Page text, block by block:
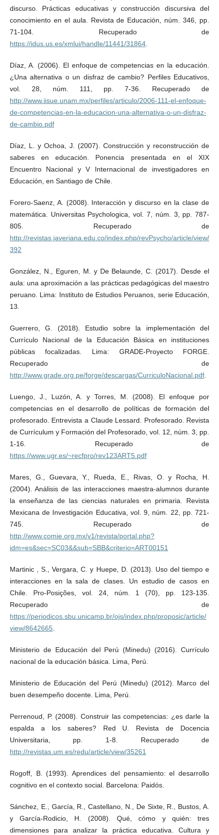
discurso. Prácticas educativas y construcción discursiva del
conocimiento en el aula. Revista de Educación, núm. 346, pp.
71-104. Recuperado de
https://idus.us.es/xmlui/handle/11441/31864.
Díaz, A. (2006). El enfoque de competencias en la educación.
¿Una alternativa o un disfraz de cambio? Perfiles Educativos,
vol. 28, núm. 111, pp. 7-36. Recuperado de
http://www.iisue.unam.mx/perfiles/articulo/2006-111-el-enfoque-
de-competencias-en-la-educacion-una-alternativa-o-un-disfraz-
de-cambio.pdf
Díaz, L. y Ochoa, J. (2007). Construcción y reconstrucción de
saberes en educación. Ponencia presentada en el XIX
Encuentro Nacional y V Internacional de investigadores en
Educación, en Santiago de Chile.
Forero-Saenz, A. (2008). Interacción y discurso en la clase de
matemática. Universitas Psychologica, vol. 7, núm. 3, pp. 787-
805. Recuperado de
http://revistas.javeriana.edu.co/index.php/revPsycho/article/view/
392
González, N., Eguren, M. y De Belaunde, C. (2017). Desde el
aula: una aproximación a las prácticas pedagógicas del maestro
peruano. Lima: Instituto de Estudios Peruanos, serie Educación,
13.
Guerrero, G. (2018). Estudio sobre la implementación del
Currículo Nacional de la Educación Básica en instituciones
públicas focalizadas. Lima: GRADE-Proyecto FORGE.
Recuperado de
http://www.grade.org.pe/forge/descargas/CurriculoNacional.pdf.
Luengo, J., Luzón, A. y Torres, M. (2008). El enfoque por
competencias en el desarrollo de políticas de formación del
profesorado. Entrevista a Claude Lessard. Profesorado. Revista
de Currículum y Formación del Profesorado, vol. 12, núm. 3, pp.
1-16. Recuperado de
https://www.ugr.es/~recfpro/rev123ART5.pdf
Mares, G., Guevara, Y., Rueda, E., Rivas, O. y Rocha, H.
(2004). Análisis de las interacciones maestra-alumnos durante
la enseñanza de las ciencias naturales en primaria. Revista
Mexicana de Investigación Educativa, vol. 9, núm. 22, pp. 721-
745. Recuperado de
http://www.comie.org.mx/v1/revista/portal.php?
idm=es&sec=SC03&&sub=SBB&criterio=ART00151
Martinic , S., Vergara, C. y Huepe, D. (2013). Uso del tiempo e
interacciones en la sala de clases. Un estudio de casos en
Chile. Pro-Posições, vol. 24, núm. 1 (70), pp. 123-135.
Recuperado de
https://periodicos.sbu.unicamp.br/ojs/index.php/proposic/article/
view/8642665.
Ministerio de Educación del Perú (Minedu) (2016). Currículo
nacional de la educación básica. Lima, Perú.
Ministerio de Educación del Perú (Minedu) (2012). Marco del
buen desempeño docente. Lima, Perú.
Perrenoud, P. (2008). Construir las competencias: ¿es darle la
espalda a los saberes? Red U. Revista de Docencia
Universitaria, pp. 1-8. Recuperado de
http://revistas.um.es/redu/article/view/35261
Rogoff, B. (1993). Aprendices del pensamiento: el desarrollo
cognitivo en el contexto social. Barcelona: Paidós.
Sánchez, E., García, R., Castellano, N., De Sixte, R., Bustos, A.
y García-Rodicio, H. (2008). Qué, cómo y quién: tres
dimensiones para analizar la práctica educativa. Cultura y